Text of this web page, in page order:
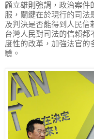
顧立雄則強調，政治案件
服，關鍵在於現行的司法
及判決是否能得到人民信
台灣人民對司法的信賴都
度性的改革，加強法官的
驗。